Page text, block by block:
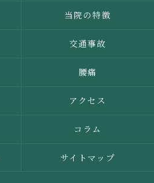
当院の特徴
交通事故
腰痛
アクセス
コラム
サイトマップ